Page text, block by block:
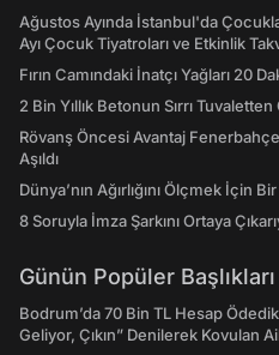
Ağustos Ayında İstanbul'da
Ayı Çocuk Tiyatroları ve Etkinlik
Fırın Camındaki İnatçı Yağları 20
2 Bin Yıllık Betonun Sırrı Tuvaletten
Rövanş Öncesi Avantaj
Aşıldı
Dünya’nın Ağırlığını Ölçmek İçin
8 Soruyla İmza Şarkını Ortaya
Günün Popüler Başlıkları
Bodrum’da 70 Bin TL Hesap
Geliyor, Çıkın” Denilerek Kovulan